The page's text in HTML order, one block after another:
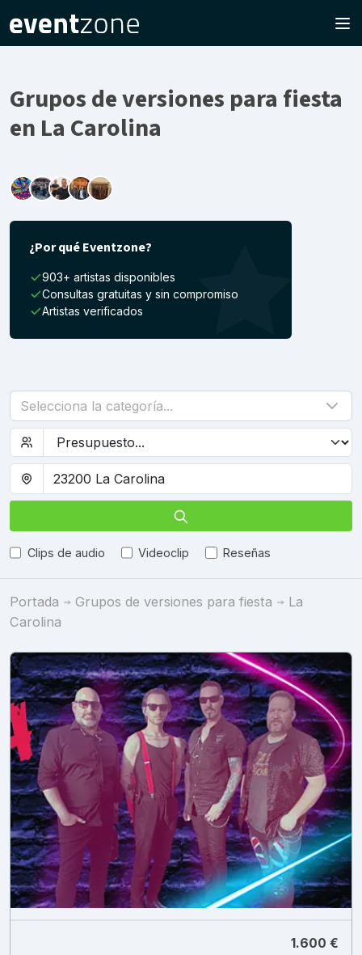
Grupos de versiones para fiesta
en La Carolina
¿Por qué Eventzone?
903+ artistas disponibles
Consultas gratuitas y sin compromiso
Artistas verificados
Selecciona la categoría...
Clips de audio Videoclip Reseñas
Portada Grupos de versiones para fiesta
La
Carolina
1.600 €